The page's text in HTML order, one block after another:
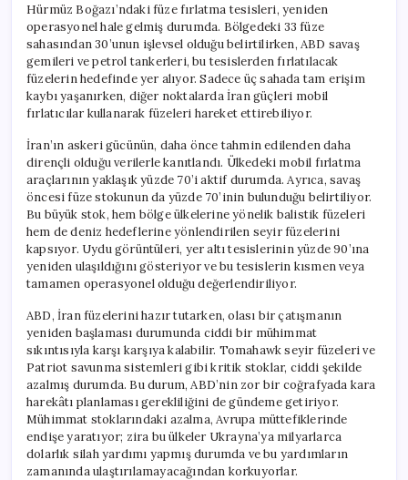
Hürmüz Boğazı’ndaki füze fırlatma tesisleri, yeniden
operasyonel hale gelmiş durumda. Bölgedeki 33 füze
sahasından 30’unun işlevsel olduğu belirtilirken, ABD savaş
gemileri ve petrol tankerleri, bu tesislerden fırlatılacak
füzelerin hedefinde yer alıyor. Sadece üç sahada tam erişim
kaybı yaşanırken, diğer noktalarda İran güçleri mobil
fırlatıcılar kullanarak füzeleri hareket ettirebiliyor.
İran’ın askeri gücünün, daha önce tahmin edilenden daha
dirençli olduğu verilerle kanıtlandı. Ülkedeki mobil fırlatma
araçlarının yaklaşık yüzde 70’i aktif durumda. Ayrıca, savaş
öncesi füze stokunun da yüzde 70’inin bulunduğu belirtiliyor.
Bu büyük stok, hem bölge ülkelerine yönelik balistik füzeleri
hem de deniz hedeflerine yönlendirilen seyir füzelerini
kapsıyor. Uydu görüntüleri, yer altı tesislerinin yüzde 90’ına
yeniden ulaşıldığını gösteriyor ve bu tesislerin kısmen veya
tamamen operasyonel olduğu değerlendiriliyor.
ABD, İran füzelerini hazır tutarken, olası bir çatışmanın
yeniden başlaması durumunda ciddi bir mühimmat
sıkıntısıyla karşı karşıya kalabilir. Tomahawk seyir füzeleri ve
Patriot savunma sistemleri gibi kritik stoklar, ciddi şekilde
azalmış durumda. Bu durum, ABD’nin zor bir coğrafyada kara
harekâtı planlaması gerekliliğini de gündeme getiriyor.
Mühimmat stoklarındaki azalma, Avrupa müttefiklerinde
endişe yaratıyor; zira bu ülkeler Ukrayna’ya milyarlarca
dolarlık silah yardımı yapmış durumda ve bu yardımların
zamanında ulaştırılamayacağından korkuyorlar.